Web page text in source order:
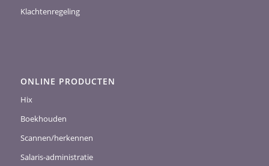
Klachtenregeling
ONLINE PRODUCTEN
Hix
Boekhouden
Scannen/herkennen
Salaris-administratie